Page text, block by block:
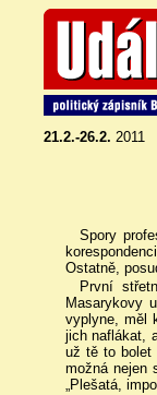
21.2.-26.2. 2011
Spory
Ostatně,
První
Masarykovy
vyplyne, měl
jich naflákat,
už tě to bolet
možná nejen
„Plešatá,